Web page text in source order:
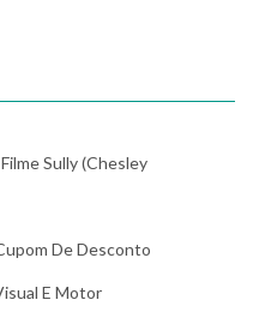
Sully (Chesley
De Desconto
E Motor